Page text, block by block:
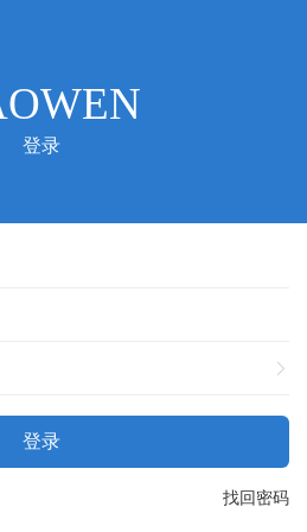
登录
登录
找回密码